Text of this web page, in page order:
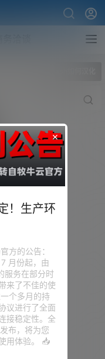
×
！生产环
方的公告：
月份起，由
服务在部分时
来了不佳的使
个多月的持
议进行了全面
接稳定性。全
布，将为您
用体验。 📥